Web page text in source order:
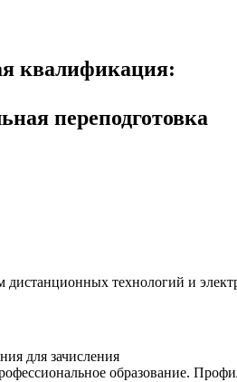
квалификация:
переподготовка
дистанционных технологий и
для зачисления
образование.